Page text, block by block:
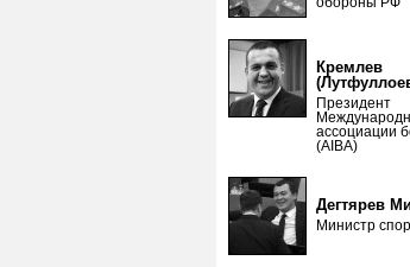
Кремлев
Президент
ассоциации
(AIBA)
Дегтярев
Министр